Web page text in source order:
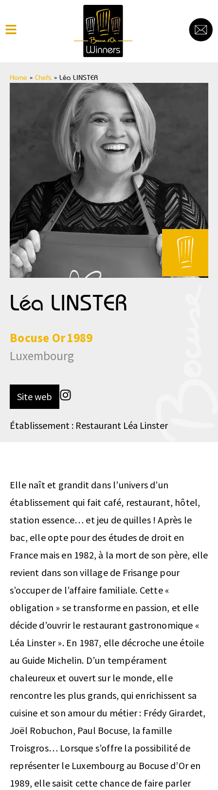
Home » Chefs » Léa LINSTER
Léa LINSTER
Bocuse Or1989
Luxembourg
Site web
Établissement : Restaurant Léa Linster
Elle naît et grandit dans l’univers d’un
établissement qui fait café, restaurant, hôtel,
station essence… et jeu de quilles ! Après le
bac, elle opte pour des études de droit en
France mais en 1982, à la mort de son père, elle
revient dans son village de Frisange pour
s’occuper de l’affaire familiale. Cette «
obligation » se transforme en passion, et elle
décide d’ouvrir le restaurant gastronomique «
Léa Linster ». En 1987, elle décroche une étoile
au Guide Michelin. D’un tempérament
chaleureux et ouvert sur le monde, elle
rencontre les plus grands, qui enrichissent sa
cuisine et son amour du métier : Frédy Girardet,
Joël Robuchon, Paul Bocuse, la famille
Troisgros… Lorsque s’offre la possibilité de
représenter le Luxembourg au Bocuse d’Or en
1989, elle saisit cette chance de faire parler